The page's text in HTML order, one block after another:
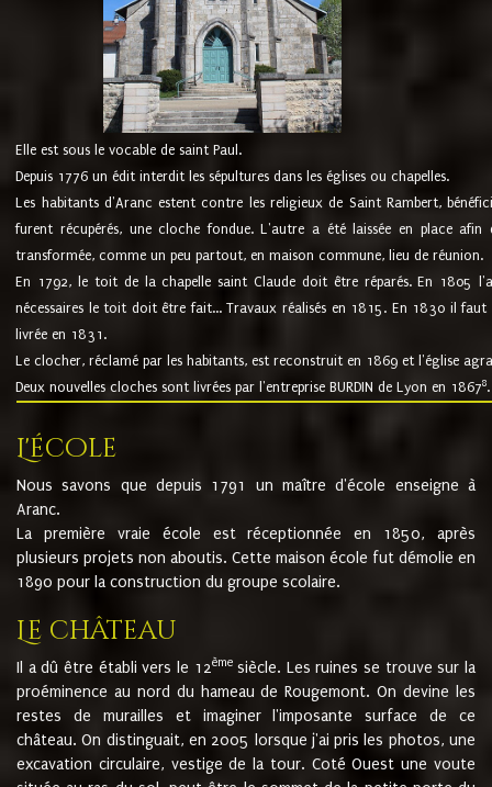
Elle est sous le vocable de saint Paul.
Depuis 1776 un édit interdit les sépultures dans les églises ou chapelles.
Les habitants d'Aranc estent contre les religieux de Saint Rambert,
furent récupérés, une cloche fondue. L'autre a été laissée en place
transformée, comme un peu partout, en maison commune, lieu de réunion.
En 1792, le toit de la chapelle saint Claude doit être réparés. En 1805
nécessaires le toit doit être fait... Travaux réalisés en 1815. En 1830 il
livrée en 1831.
Le clocher, réclamé par les habitants, est reconstruit en 1869 et l'église
Deux nouvelles cloches sont livrées par l'entreprise BURDIN de Lyon en 18678.
L'école
Nous savons que depuis 1791 un maître d'école enseigne à
Aranc.
La première vraie école est réceptionnée en 1850, après
plusieurs projets non aboutis. Cette maison école fut démolie en
1890 pour la construction du groupe scolaire.
Le château
Il a dû être établi vers le 12èmesiècle. Les ruines se trouve sur la
proéminence au nord du hameau de Rougemont. On devine les
restes de murailles et imaginer l'imposante surface de ce
château. On distinguait, en 2005 lorsque j'ai pris les photos, une
excavation circulaire, vestige de la tour. Coté Ouest une voute